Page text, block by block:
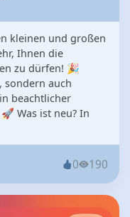
kleinen und großen
Ihnen die
zu dürfen! 🎉
sondern auch
beachtlicher
Was ist neu? In
0 190